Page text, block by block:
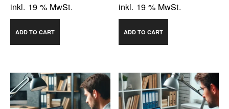
inkl. 19 % MwSt.
ADD TO CART
inkl. 19 % MwSt.
ADD TO CART